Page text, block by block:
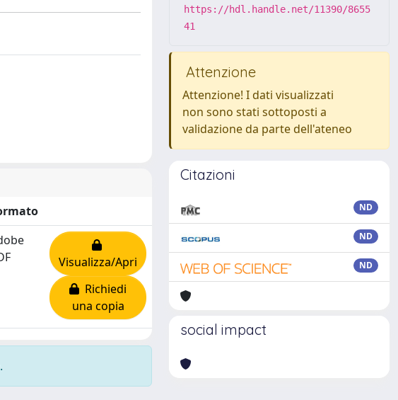
Visualizza/Apri
Richiedi
una copia
https://hdl.handle.net/11390/8655
41
Attenzione
Attenzione! I dati visualizzati
non sono stati sottoposti a
validazione da parte dell'ateneo
Citazioni
ND
ND
ND
social impact